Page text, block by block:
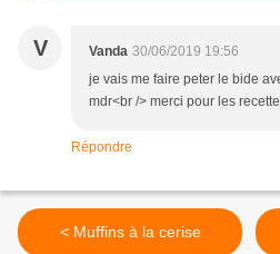
V Vanda 30/06/2019 19:56
je vais me faire peter le bide
mdr<br /> merci pour les
Répondre
< Muffins à la cerise